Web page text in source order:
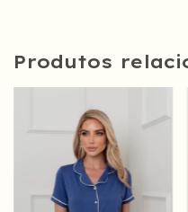
Produtos